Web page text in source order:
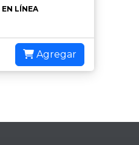
EN LÍNEA
Agregar